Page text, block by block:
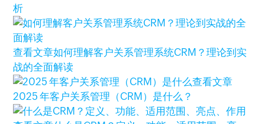
析
查看文章如何理解客户关系管理系统CRM？理论到实
战的全面解读
查看文章
2025 年客户关系管理（CRM）是什么？